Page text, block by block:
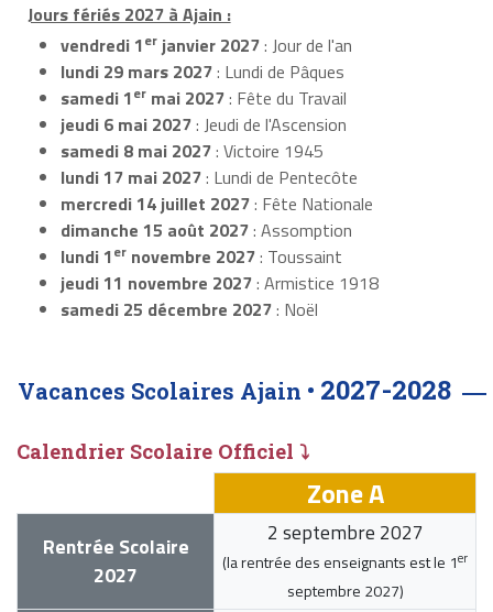
Jours fériés 2027 à Ajain :
vendredi 1er janvier 2027: Jour de l'an
lundi 29 mars 2027: Lundi de Pâques
samedi 1er mai 2027: Fête du Travail
jeudi 6 mai 2027: Jeudi de l'Ascension
samedi 8 mai 2027: Victoire 1945
lundi 17 mai 2027: Lundi de Pentecôte
mercredi 14 juillet 2027: Fête Nationale
dimanche 15 août 2027: Assomption
lundi 1er novembre 2027: Toussaint
jeudi 11 novembre 2027: Armistice 1918
samedi 25 décembre 2027: Noël
Vacances Scolaires Ajain • 2027-2028
Calendrier Scolaire Officiel ⤵
Zone A
Rentrée Scolaire
2027
2 septembre 2027
(la rentrée des enseignants est le 1er
septembre 2027)